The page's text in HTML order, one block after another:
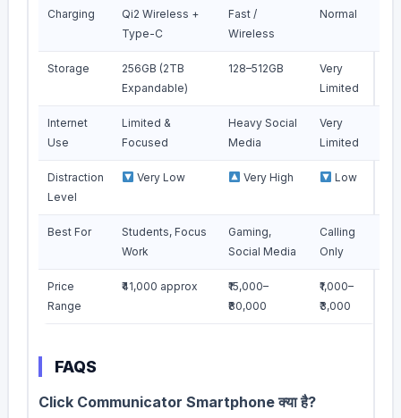
Charging
Qi2 Wireless +
Type-C
Fast /
Wireless
Normal
Storage
256GB (2TB
Expandable)
128–512GB
Very
Limited
Internet
Use
Limited &
Focused
Heavy Social
Media
Very
Limited
Distraction
Level
Very Low Very High Low
Best For
Students, Focus
Work
Gaming,
Social Media
Calling
Only
Price
Range
₹41,000 approx
₹15,000–
₹80,000
₹1,000–
₹3,000
FAQS
Click Communicator Smartphone क्या है?